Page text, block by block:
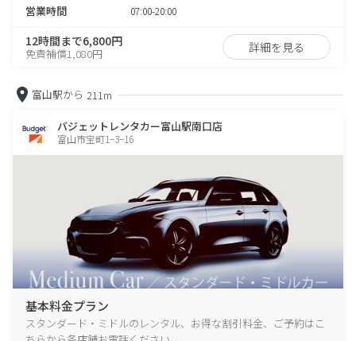
営業時間 07:00-20:00
12時間まで6,800円
免責補償1,080円 詳細を見る
富山駅から 211m
バジェットレンタカー富山駅南口店
富山市宝町1−3−16
基本料金プラン
スタンダード・ミドルのレンタル、お得な割引料金、ご予約はこ